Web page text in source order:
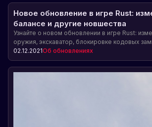
Новое обновление в игре Rust:
балансе и другие новшества
Узнайте о новом обновлении в игре Rust:
оружия, экскаватор, блокировке кодовых
новшества. Также празднование восьмой
важная информация для игроков на
02.12.2021Об обновлениях